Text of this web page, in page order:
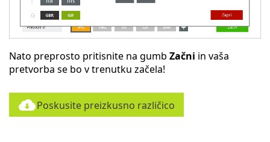
Nato preprosto pritisnite na gumb Začni in vaša
pretvorba se bo v trenutku začela!
Poskusite preizkusno različico